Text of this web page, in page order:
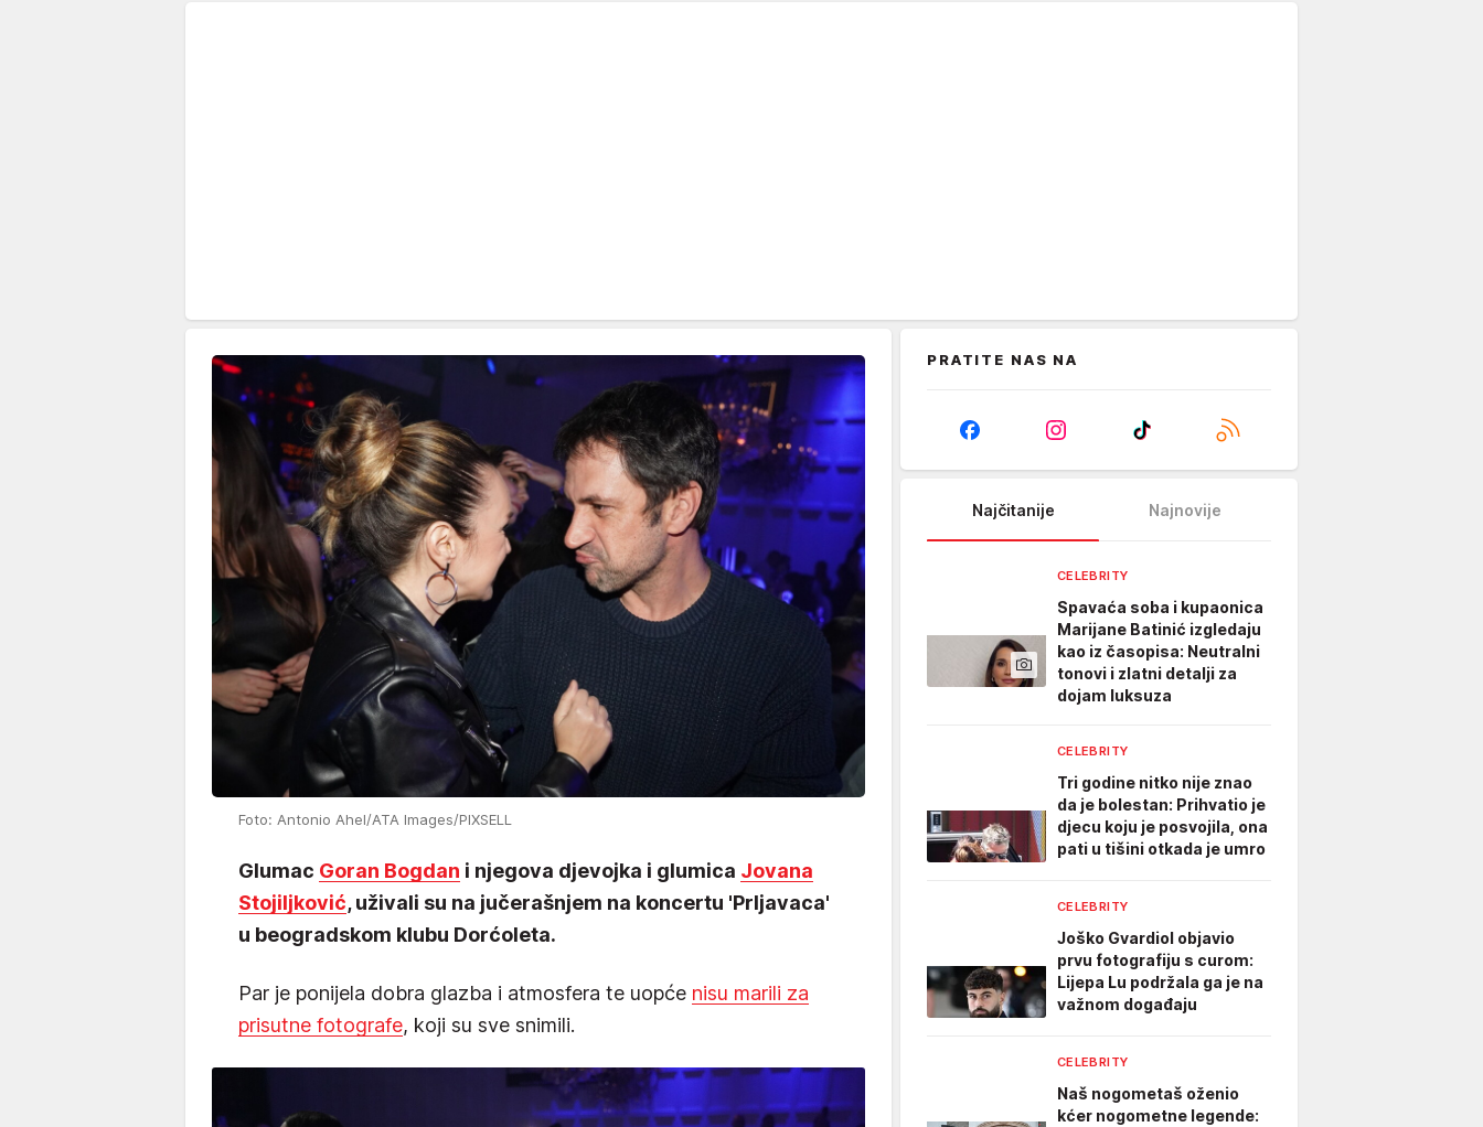
Foto: Antonio Ahel/ATA Images/PIXSELL
Glumac Goran Bogdan i njegova djevojka i glumica Jovana
Stojiljković, uživali su na jučerašnjem na koncertu 'Prljavaca'
u beogradskom klubu Dorćoleta.
Par je ponijela dobra glazba i atmosfera te uopće nisu marili za
prisutne fotografe, koji su sve snimili.
PRATITE NAS NA
Najčitanije Najnovije
CELEBRITY
Spavaća soba i kupaonica
Marijane Batinić izgledaju
kao iz časopisa: Neutralni
tonovi i zlatni detalji za
dojam luksuza
CELEBRITY
Tri godine nitko nije znao
da je bolestan: Prihvatio je
djecu koju je posvojila, ona
pati u tišini otkada je umro
CELEBRITY
Joško Gvardiol objavio
prvu fotografiju s curom:
Lijepa Lu podržala ga je na
važnom događaju
CELEBRITY
Naš nogometaš oženio
kćer nogometne legende: